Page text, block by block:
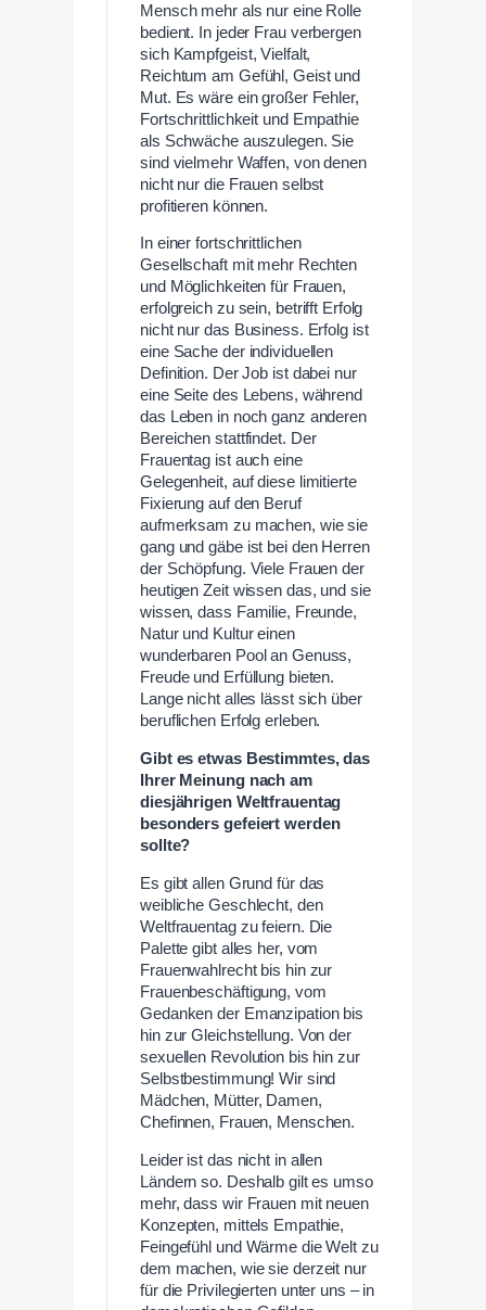
Mensch mehr als nur eine Rolle
bedient. In jeder Frau verbergen
sich Kampfgeist, Vielfalt,
Reichtum am Gefühl, Geist und
Mut. Es wäre ein großer Fehler,
Fortschrittlichkeit und Empathie
als Schwäche auszulegen. Sie
sind vielmehr Waffen, von denen
nicht nur die Frauen selbst
profitieren können.
In einer fortschrittlichen
Gesellschaft mit mehr Rechten
und Möglichkeiten für Frauen,
erfolgreich zu sein, betrifft Erfolg
nicht nur das Business. Erfolg ist
eine Sache der individuellen
Definition. Der Job ist dabei nur
eine Seite des Lebens, während
das Leben in noch ganz anderen
Bereichen stattfindet. Der
Frauentag ist auch eine
Gelegenheit, auf diese limitierte
Fixierung auf den Beruf
aufmerksam zu machen, wie sie
gang und gäbe ist bei den Herren
der Schöpfung. Viele Frauen der
heutigen Zeit wissen das, und sie
wissen, dass Familie, Freunde,
Natur und Kultur einen
wunderbaren Pool an Genuss,
Freude und Erfüllung bieten.
Lange nicht alles lässt sich über
beruflichen Erfolg erleben.
Gibt es etwas Bestimmtes, das
Ihrer Meinung nach am
diesjährigen Weltfrauentag
besonders gefeiert werden
sollte?
Es gibt allen Grund für das
weibliche Geschlecht, den
Weltfrauentag zu feiern. Die
Palette gibt alles her, vom
Frauenwahlrecht bis hin zur
Frauenbeschäftigung, vom
Gedanken der Emanzipation bis
hin zur Gleichstellung. Von der
sexuellen Revolution bis hin zur
Selbstbestimmung! Wir sind
Mädchen, Mütter, Damen,
Chefinnen, Frauen, Menschen.
Leider ist das nicht in allen
Ländern so. Deshalb gilt es umso
mehr, dass wir Frauen mit neuen
Konzepten, mittels Empathie,
Feingefühl und Wärme die Welt zu
dem machen, wie sie derzeit nur
für die Privilegierten unter uns – in